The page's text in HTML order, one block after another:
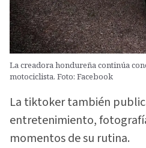
La creadora hondureña continúa
motociclista. Foto: Facebook
La tiktoker también
entretenimiento,
momentos de su rutina.